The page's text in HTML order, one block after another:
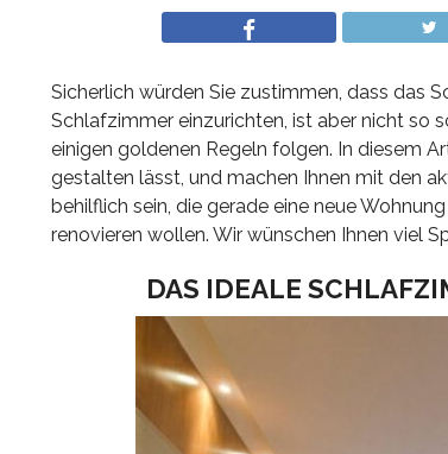
Sicherlich würden Sie zustimmen, dass das
Schlafzimmer einzurichten, ist aber nicht so
einigen goldenen Regeln folgen. In diesem
gestalten lässt, und machen Ihnen mit den
behilflich sein, die gerade eine neue
renovieren wollen. Wir wünschen Ihnen viel
DAS IDEALE